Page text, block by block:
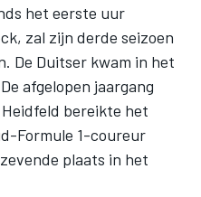
het eerste uur
zal zijn derde seizoen
De Duitser kwam in het
afgelopen jaargang
bereikte het
Formule 1-coureur
plaats in het